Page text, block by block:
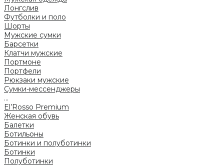
Лонгслив
Футболки и поло
Шорты
Мужские сумки
Барсетки
Клатчи мужские
Портмоне
Портфели
Рюкзаки мужские
Сумки-мессенджеры
...
El’Rosso Premium
Женская обувь
Балетки
Ботильоны
Ботинки и полуботинки
Ботинки
Полуботинки